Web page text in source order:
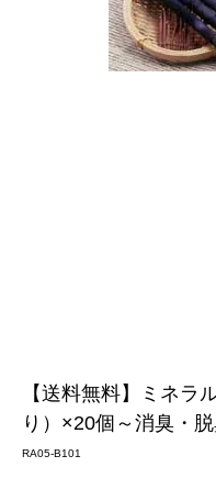
【送料無料】ミネラ
り）×20個～消臭・
RA05-B101